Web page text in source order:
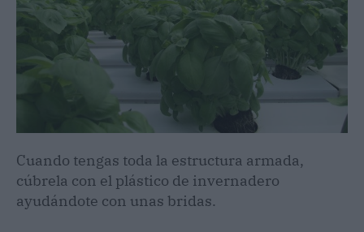
Cuando tengas toda la estructura armada,
cúbrela con el plástico de invernadero
ayudándote con unas bridas.